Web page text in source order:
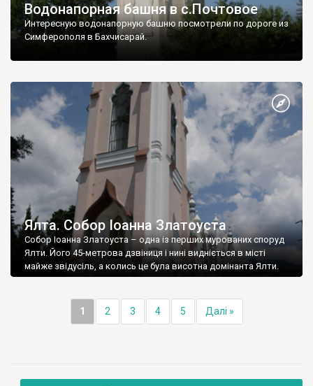
Водонапорная башня в с.Почтовое
Интересную водонапорную башню посмотрели по дороге из
Симферополя в Бахчисарай.
Ялта. Собор Іоанна Златоуста
Собор Іоанна Златоуста – одна із перших мурованих споруд
Ялти. Його 45-метрова дзвіниця і нині видніється в місті
майже звідусіль, а колись це була висотна домінанта Ялти.
1 2 3 4 5 Далі »